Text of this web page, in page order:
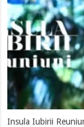
Insula Iubirii